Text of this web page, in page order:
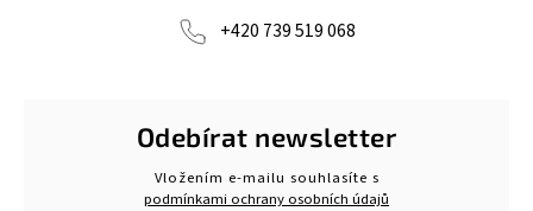
+420 739 519 068
Odebírat newsletter
Vložením e-mailu souhlasíte s
podmínkami ochrany osobních údajů